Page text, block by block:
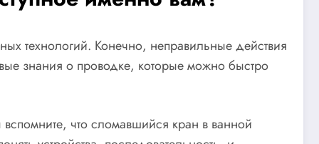
технологий. Конечно, неправильные действия
знания о проводке, которые можно быстро
что сломавшийся кран в ванной